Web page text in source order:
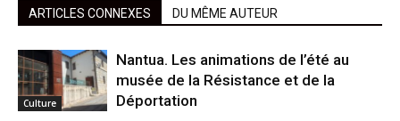
ARTICLES CONNEXES DU MÊME AUTEUR
Culture
Nantua. Les animations de l’été au
musée de la Résistance et de la
Déportation